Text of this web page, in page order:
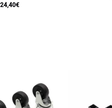
24,40€